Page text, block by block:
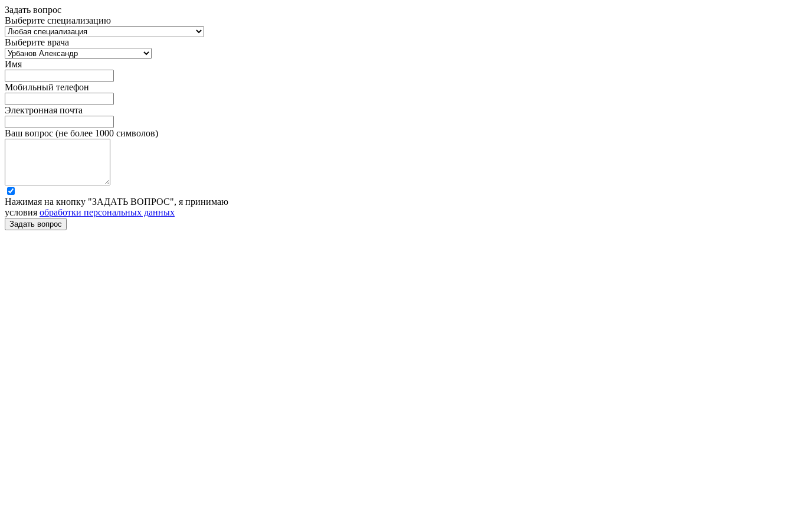
Задать вопрос
Выберите специализацию
Выберите врача
Имя
Мобильный телефон
Электронная почта
Ваш вопрос (не более 1000 символов)
Нажимая на кнопку "ЗАДАТЬ ВОПРОС", я принимаю
условия обработки персональных данных
Задать вопрос